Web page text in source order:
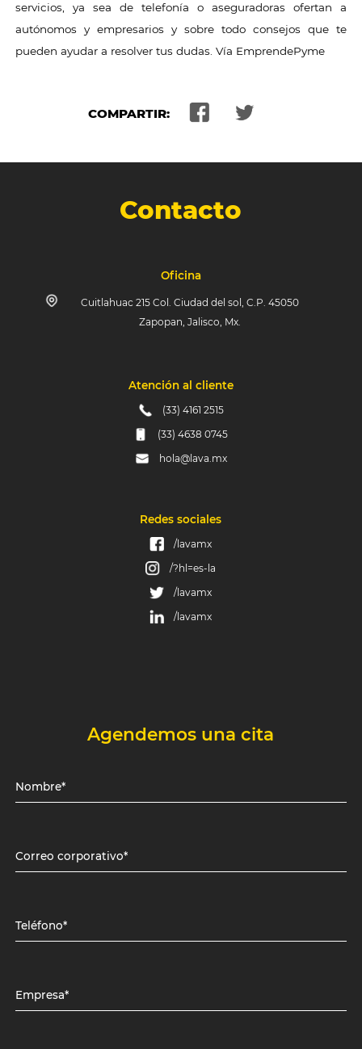
servicios, ya sea de telefonía o aseguradoras ofertan a
autónomos y empresarios y sobre todo consejos que te
pueden ayudar a resolver tus dudas. Vía EmprendePyme
COMPARTIR:
Contacto
Oficina
Cuitlahuac 215 Col. Ciudad del sol, C.P. 45050
Zapopan, Jalisco, Mx.
Atención al cliente
(33) 4161 2515
(33) 4638 0745
hola@lava.mx
Redes sociales
/lavamx
/?hl=es-la
/lavamx
/lavamx
Agendemos una cita
Nombre*
Correo corporativo*
Teléfono*
Empresa*